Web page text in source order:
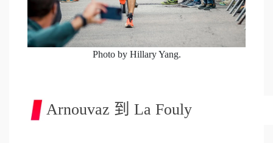
Photo by Hillary Yang.
Arnouvaz 到 La Fouly